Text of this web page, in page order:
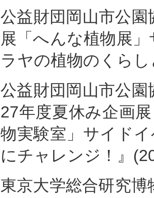
公益財団岡山市公園
展「へんな植物展
ラヤの植物のくら
公益財団岡山市公園
27年度夏休み企画
物実験室」サイド
にチャレンジ！』
東京大学総合研究博